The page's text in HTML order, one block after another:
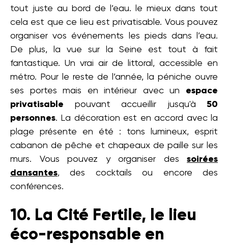
tout juste au bord de l’eau. le mieux dans tout
cela est que ce lieu est privatisable. Vous pouvez
organiser vos événements les pieds dans l’eau.
De plus, la vue sur la Seine est tout à fait
fantastique. Un vrai air de littoral, accessible en
métro. Pour le reste de l’année, la péniche ouvre
ses portes mais en intérieur avec un espace
privatisable pouvant accueillir jusqu'à 50
personnes. La décoration est en accord avec la
plage présente en été : tons lumineux, esprit
cabanon de pêche et chapeaux de paille sur les
murs. Vous pouvez y organiser des soirées
dansantes, des cocktails ou encore des
conférences.
10. La Cité Fertile, le lieu
éco-responsable en